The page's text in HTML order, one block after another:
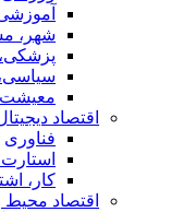
شهر،
معیشت
اقتصاد
فناوری
کار،
اقتصاد